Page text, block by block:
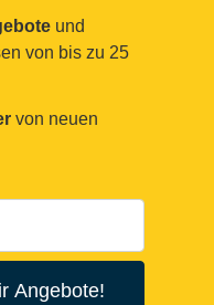
und
von bis zu 25
von neuen
Angebote!